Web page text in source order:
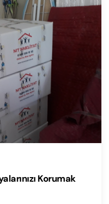
Korumak